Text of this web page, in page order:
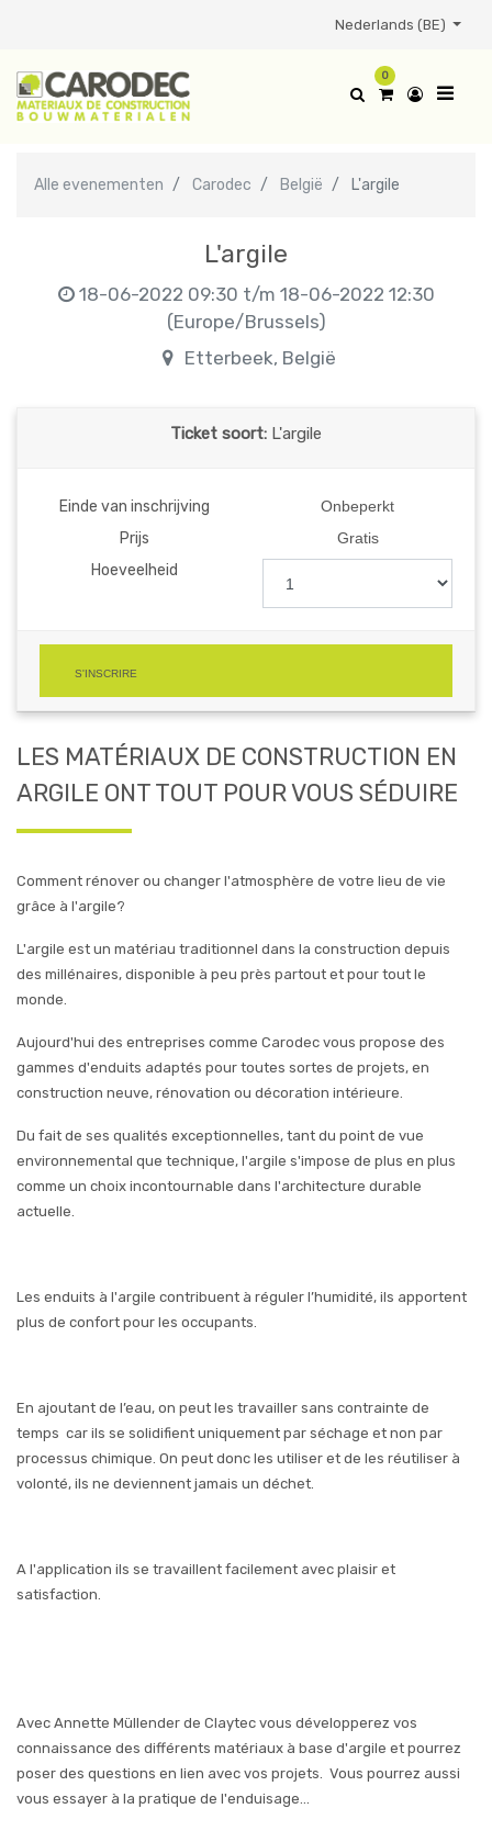
Nederlands (BE)
0
Alle evenementen Carodec België L'argile
L'argile
18-06-2022 09:30 t/m 18-06-2022 12:30
(Europe/Brussels)
Etterbeek, België
Ticket soort: L'argile
Einde van inschrijving Onbeperkt
Prijs Gratis
Hoeveelheid
S'INSCRIRE
LES MATÉRIAUX DE CONSTRUCTION EN
ARGILE ONT TOUT POUR VOUS SÉDUIRE
Comment rénover ou changer l'atmosphère de votre lieu de vie
grâce à l'argile?
L'argile est un matériau traditionnel dans la construction depuis
des millénaires, disponible à peu près partout et pour tout le
monde.
Aujourd'hui des entreprises comme Carodec vous propose des
gammes d'enduits adaptés pour toutes sortes de projets, en
construction neuve, rénovation ou décoration intérieure.
Du fait de ses qualités exceptionnelles, tant du point de vue
environnemental que technique, l'argile s'impose de plus en plus
comme un choix incontournable dans l'architecture durable
actuelle.
Les enduits à l'argile contribuent à réguler l’humidité, ils apportent
plus de confort pour les occupants.
En ajoutant de l’eau, on peut les travailler sans contrainte de
temps car ils se solidifient uniquement par séchage et non par
processus chimique. On peut donc les utiliser et de les réutiliser à
volonté, ils ne deviennent jamais un déchet.
A l'application ils se travaillent facilement avec plaisir et
satisfaction.
Avec Annette Müllender de Claytec vous développerez vos
connaissance des différents matériaux à base d'argile et pourrez
poser des questions en lien avec vos projets. Vous pourrez aussi
vous essayer à la pratique de l'enduisage...